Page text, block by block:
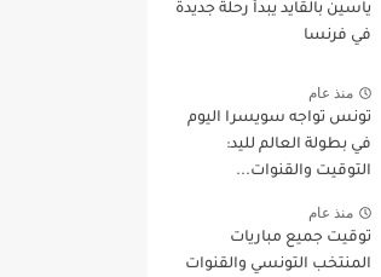
ياسين بالقايد يبدأ رحلة جديدة
في فرنسا
منذ عام
تونس تواجه سويسرا اليوم
في بطولة العالم لليد:
التوقيت والقنوات...
منذ عام
توقيت جميع مباريات
المنتخب التونسي والقنوات